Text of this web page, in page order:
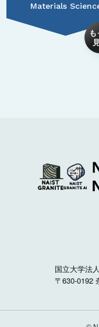
Materials
国立大学法
〒630-0192